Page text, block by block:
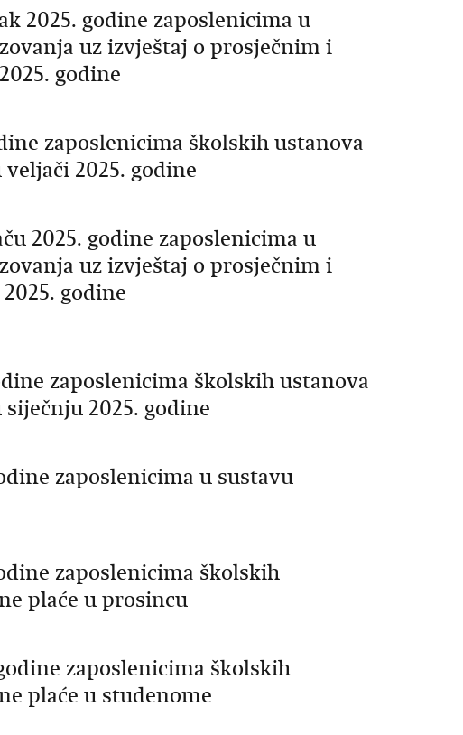
2025. godine zaposlenicima u
uz izvještaj o prosječnim i
godine
zaposlenicima školskih ustanova
2025. godine
2025. godine zaposlenicima u
uz izvještaj o prosječnim i
godine
zaposlenicima školskih ustanova
2025. godine
zaposlenicima u sustavu
zaposlenicima školskih
plaće u prosincu
zaposlenicima školskih
plaće u studenome